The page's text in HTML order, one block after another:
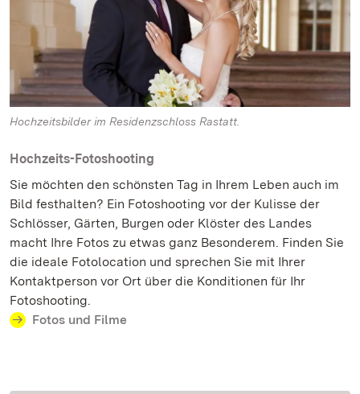
Hochzeitsbilder im Residenzschloss Rastatt.
Hochzeits-Fotoshooting
Sie möchten den schönsten Tag in Ihrem Leben auch im
Bild festhalten? Ein Fotoshooting vor der Kulisse der
Schlösser, Gärten, Burgen oder Klöster des Landes
macht Ihre Fotos zu etwas ganz Besonderem. Finden Sie
die ideale Fotolocation und sprechen Sie mit Ihrer
Kontaktperson vor Ort über die Konditionen für Ihr
Fotoshooting.
Fotos und Filme